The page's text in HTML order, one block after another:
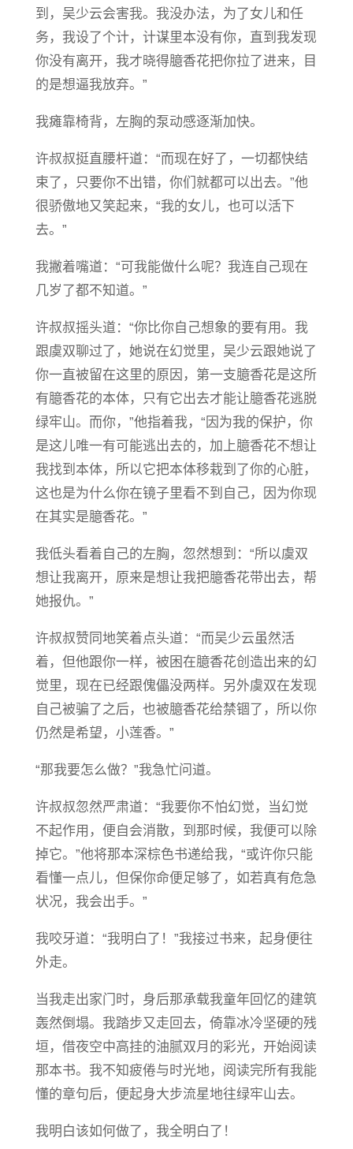
到，吴少云会害我。我没办法，为了女儿和任
务，我设了个计，计谋里本没有你，直到我发现
你没有离开，我才晓得臆香花把你拉了进来，目
的是想逼我放弃。”
我瘫靠椅背，左胸的泵动感逐渐加快。
许叔叔挺直腰杆道：“而现在好了，一切都快结
束了，只要你不出错，你们就都可以出去。”他
很骄傲地又笑起来，“我的女儿，也可以活下
去。”
我撇着嘴道：“可我能做什么呢？我连自己现在
几岁了都不知道。”
许叔叔摇头道：“你比你自己想象的要有用。我
跟虞双聊过了，她说在幻觉里，吴少云跟她说了
你一直被留在这里的原因，第一支臆香花是这所
有臆香花的本体，只有它出去才能让臆香花逃脱
绿牢山。而你，”他指着我，“因为我的保护，你
是这儿唯一有可能逃出去的，加上臆香花不想让
我找到本体，所以它把本体移栽到了你的心脏，
这也是为什么你在镜子里看不到自己，因为你现
在其实是臆香花。”
我低头看着自己的左胸，忽然想到：“所以虞双
想让我离开，原来是想让我把臆香花带出去，帮
她报仇。”
许叔叔赞同地笑着点头道：“而吴少云虽然活
着，但他跟你一样，被困在臆香花创造出来的幻
觉里，现在已经跟傀儡没两样。另外虞双在发现
自己被骗了之后，也被臆香花给禁锢了，所以你
仍然是希望，小莲香。”
“那我要怎么做？”我急忙问道。
许叔叔忽然严肃道：“我要你不怕幻觉，当幻觉
不起作用，便自会消散，到那时候，我便可以除
掉它。”他将那本深棕色书递给我，“或许你只能
看懂一点儿，但保你命便足够了，如若真有危急
状况，我会出手。”
我咬牙道：“我明白了！”我接过书来，起身便往
外走。
当我走出家门时，身后那承载我童年回忆的建筑
轰然倒塌。我踏步又走回去，倚靠冰冷坚硬的残
垣，借夜空中高挂的油腻双月的彩光，开始阅读
那本书。我不知疲倦与时光地，阅读完所有我能
懂的章句后，便起身大步流星地往绿牢山去。
我明白该如何做了，我全明白了！